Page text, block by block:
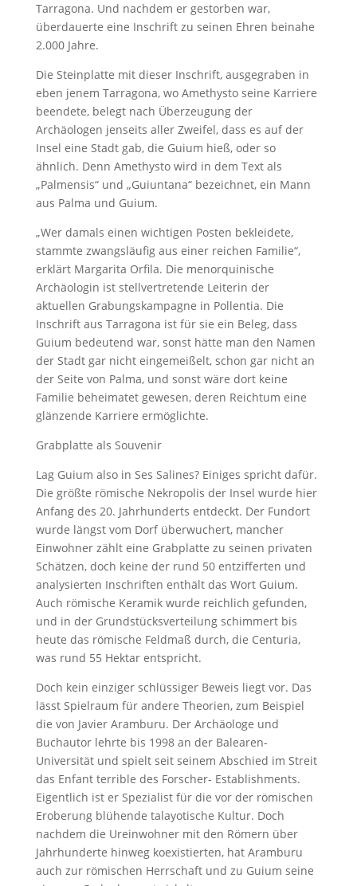
Tarragona. Und nachdem er gestorben war,
überdauerte eine Inschrift zu seinen Ehren beinahe
2.000 Jahre.
Die Steinplatte mit dieser Inschrift, ausgegraben in
eben jenem Tarragona, wo Amethysto seine Karriere
beendete, belegt nach Überzeugung der
Archäologen jenseits aller Zweifel, dass es auf der
Insel eine Stadt gab, die Guium hieß, oder so
ähnlich. Denn Amethysto wird in dem Text als
„Palmensis“ und „Guiuntana“ bezeichnet, ein Mann
aus Palma und Guium.
„Wer damals einen wichtigen Posten bekleidete,
stammte zwangsläufig aus einer reichen Familie“,
erklärt Margarita Orfila. Die menorquinische
Archäologin ist stellvertretende Leiterin der
aktuellen Grabungskampagne in Pollentia. Die
Inschrift aus Tarragona ist für sie ein Beleg, dass
Guium bedeutend war, sonst hätte man den Namen
der Stadt gar nicht eingemeißelt, schon gar nicht an
der Seite von Palma, und sonst wäre dort keine
Familie beheimatet gewesen, deren Reichtum eine
glänzende Karriere ermöglichte.
Grabplatte als Souvenir
Lag Guium also in Ses Salines? Einiges spricht dafür.
Die größte römische Nekropolis der Insel wurde hier
Anfang des 20. Jahrhunderts entdeckt. Der Fundort
wurde längst vom Dorf überwuchert, mancher
Einwohner zählt eine Grabplatte zu seinen privaten
Schätzen, doch keine der rund 50 entzifferten und
analysierten Inschriften enthält das Wort Guium.
Auch römische Keramik wurde reichlich gefunden,
und in der Grundstücksverteilung schimmert bis
heute das römische Feldmaß durch, die Centuria,
was rund 55 Hektar entspricht.
Doch kein einziger schlüssiger Beweis liegt vor. Das
lässt Spielraum für andere Theorien, zum Beispiel
die von Javier Aramburu. Der Archäologe und
Buchautor lehrte bis 1998 an der Balearen-
Universität und spielt seit seinem Abschied im Streit
das Enfant terrible des Forscher- Establishments.
Eigentlich ist er Spezialist für die vor der römischen
Eroberung blühende talayotische Kultur. Doch
nachdem die Ureinwohner mit den Römern über
Jahrhunderte hinweg koexistierten, hat Aramburu
auch zur römischen Herrschaft und zu Guium seine